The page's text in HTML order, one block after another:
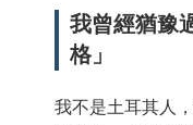
我曾經猶豫
格」
我不是土耳其人